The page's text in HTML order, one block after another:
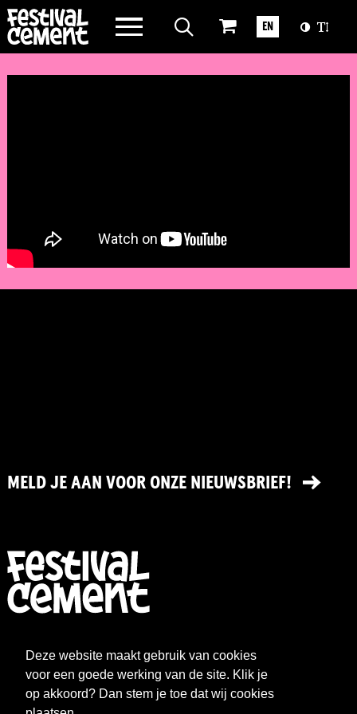
Deze website maakt gebruik van cookies
voor een goede werking van de site. Klik je
op akkoord? Dan stem je toe dat wij cookies
WAT WE DOEN
OVER CEMENT
EN
MELD JE AAN VOOR ONZE NIEUWSBRIEF!
WAT WE DOEN
OVER CEMENT
ARCHIEF
FAQ